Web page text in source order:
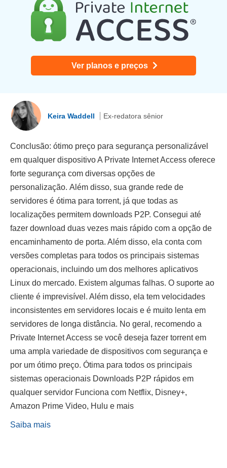
Ver planos e preços
Keira Waddell Ex-redatora sênior
Conclusão: ótimo preço para segurança personalizável
em qualquer dispositivo A Private Internet Access oferece
forte segurança com diversas opções de
personalização. Além disso, sua grande rede de
servidores é ótima para torrent, já que todas as
localizações permitem downloads P2P. Consegui até
fazer download duas vezes mais rápido com a opção de
encaminhamento de porta. Além disso, ela conta com
versões completas para todos os principais sistemas
operacionais, incluindo um dos melhores aplicativos
Linux do mercado. Existem algumas falhas. O suporte ao
cliente é imprevisível. Além disso, ela tem velocidades
inconsistentes em servidores locais e é muito lenta em
servidores de longa distância. No geral, recomendo a
Private Internet Access se você deseja fazer torrent em
uma ampla variedade de dispositivos com segurança e
por um ótimo preço. Ótima para todos os principais
sistemas operacionais Downloads P2P rápidos em
qualquer servidor Funciona com Netflix, Disney+,
Amazon Prime Video, Hulu e mais
Saiba mais